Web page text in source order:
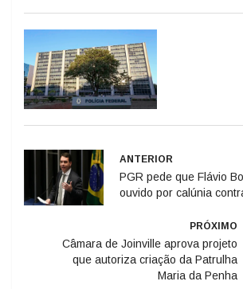
ANTERIOR
PGR pede que Flávio
ouvido por calúnia
PRÓXIMO
Câmara de Joinville aprova projeto
que autoriza criação da Patrulha
Maria da Penha